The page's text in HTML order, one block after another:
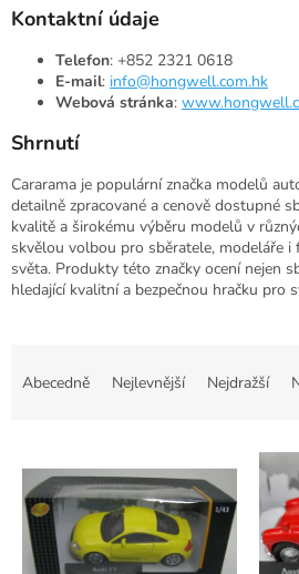
Kontaktní údaje
Telefon: +852 2321 0618
E-mail: info@hongwell.com.hk
Webová stránka:
Shrnutí
Cararama je populární značka modelů
detailně zpracované a cenově dostupné
kvalitě a širokému výběru modelů v
skvělou volbou pro sběratele, modeláře
světa. Produkty této značky ocení nejen
hledající kvalitní a bezpečnou hračku pro
Abecedně Nejlevnější Nejdražší